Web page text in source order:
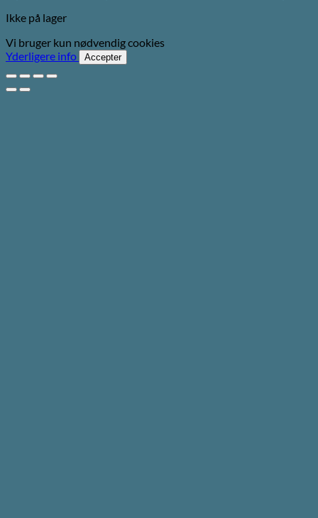
Ikke på lager
Vi bruger kun nødvendig cookies
Yderligere info
Accepter